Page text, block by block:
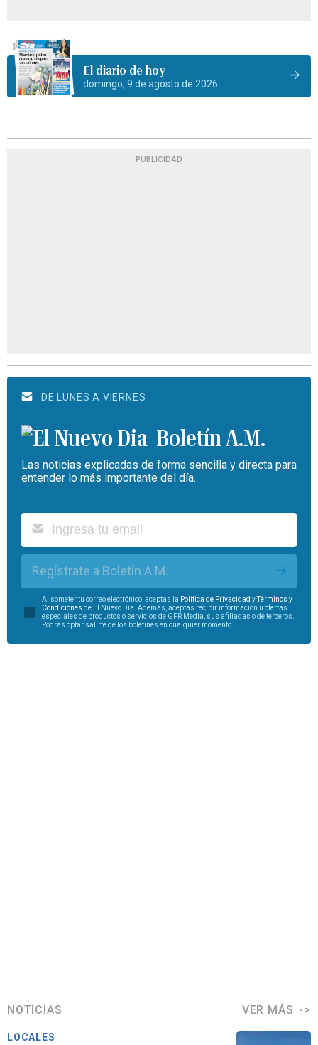
El diario de hoy
domingo, 9 de agosto de 2026
PUBLICIDAD
DE LUNES A VIERNES
Boletín A.M.
Las noticias explicadas de forma sencilla y directa para
entender lo más importante del día.
Regístrate a Boletín A.M.
Al someter tu correo electrónico, aceptas la Política de Privacidad yTérminos y
Condiciones de El Nuevo Día. Además, aceptas recibir información u ofertas
especiales de productos o servicios de GFR Media, sus afiliadas o de terceros.
Podrás optar salirte de los boletines en cualquier momento.
NOTICIAS VER MÁS
LOCALES